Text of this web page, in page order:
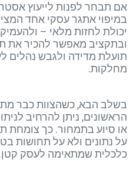
במיפוי אתגר עסקי אחד
יכולת לחזות מלאי –
ובתקציב מאפשר להכיר את
תועלת מדידה ולגבש נהלים
מחלקות.
הראשונים, ניתן להרחיב
או סיוע בתמחור. כך צומחת
על נתונים ולא על תחושות
כלכלית שמתאימה לעסק קטן.